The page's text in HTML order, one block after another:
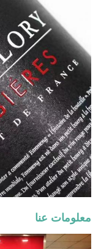
معلومات عنا